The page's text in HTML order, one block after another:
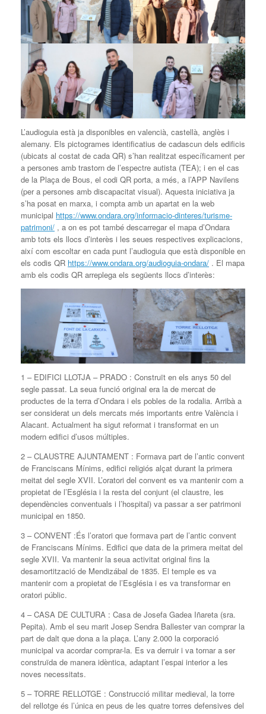
L’audioguia està ja disponibles en valencià, castellà, anglès i
alemany. Els pictogrames identificatius de cadascun dels edificis
(ubicats al costat de cada QR) s’han realitzat específicament per
a persones amb trastorn de l’espectre autista (TEA); i en el cas
de la Plaça de Bous, el codi QR porta, a més, a l’APP Navilens
(per a persones amb discapacitat visual). Aquesta iniciativa ja
s’ha posat en marxa, i compta amb un apartat en la web
municipal https://www.ondara.org/informacio-dinteres/turisme-
patrimoni/ , a on es pot també descarregar el mapa d’Ondara
amb tots els llocs d’interès i les seues respectives explicacions,
així com escoltar en cada punt l’audioguia que està disponible en
els codis QR https://www.ondara.org/audioguia-ondara/ . El mapa
amb els codis QR arreplega els següents llocs d’interès:
1 – EDIFICI LLOTJA – PRADO : Construït en els anys 50 del
segle passat. La seua funció original era la de mercat de
productes de la terra d’Ondara i els pobles de la rodalia. Arribà a
ser considerat un dels mercats més importants entre València i
Alacant. Actualment ha sigut reformat i transformat en un
modern edifici d’usos múltiples.
2 – CLAUSTRE AJUNTAMENT : Formava part de l’antic convent
de Franciscans Mínims, edifici religiós alçat durant la primera
meitat del segle XVII. L’oratori del convent es va mantenir com a
propietat de l’Església i la resta del conjunt (el claustre, les
dependències conventuals i l’hospital) va passar a ser patrimoni
municipal en 1850.
3 – CONVENT :És l’oratori que formava part de l’antic convent
de Franciscans Mínims. Edifici que data de la primera meitat del
segle XVII. Va mantenir la seua activitat original fins la
desamortització de Mendizábal de 1835. El temple es va
mantenir com a propietat de l’Església i es va transformar en
oratori públic.
4 – CASA DE CULTURA : Casa de Josefa Gadea Iñareta (sra.
Pepita). Amb el seu marit Josep Sendra Ballester van comprar la
part de dalt que dona a la plaça. L’any 2.000 la corporació
municipal va acordar comprar-la. Es va derruir i va tornar a ser
construïda de manera idèntica, adaptant l’espai interior a les
noves necessitats.
5 – TORRE RELLOTGE : Construcció militar medieval, la torre
del rellotge és l’única en peus de les quatre torres defensives del